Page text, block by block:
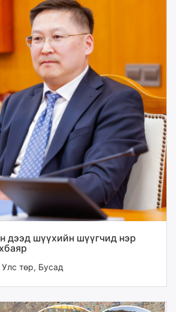
шүүхийн шүүгчид нэр
Улс төр, Бусад